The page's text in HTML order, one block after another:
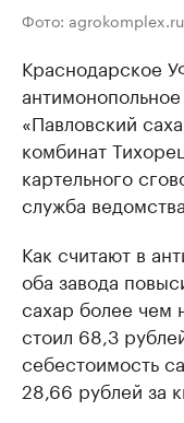
Фото: agrokomplex.ru
Краснодарское
«Павловский
комбинат
картельного
служба ведомства.
Как считают в
оба завода
сахар более чем
стоил 68,3
себестоимость
28,66 рублей за